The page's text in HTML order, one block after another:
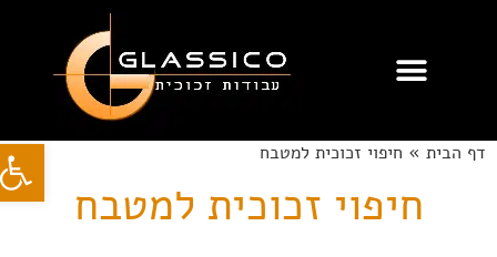
דף הבית» חיפוי זכוכית למטבח
חיפוי זכוכית למטבח
פתח